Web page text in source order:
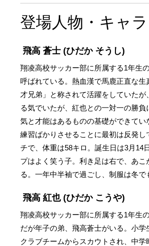
登場人物・キャ
飛高 蒼士 (ひだか そうし)
翔凌高校サッカー部に所属する1年生
呼ばれている。熱血漢で馬鹿正直な
才兄弟」と称されて活躍をしていた
る気でいたが、紅也との一対一の勝
気と才能はあるものの基礎ができて
練習ばかりさせることに最初は反発
チで、体重は58キロ。誕生日は3月14
プはよく笑う子。利き足は右で、あ
る。一年中半袖で過ごし、制服は冬
飛高 紅也(ひだか こうや)
翔凌高校サッカー部に所属する1年生
だが年子の弟、飛高蒼士がいる。小
クラブチームからスカウトされ、中